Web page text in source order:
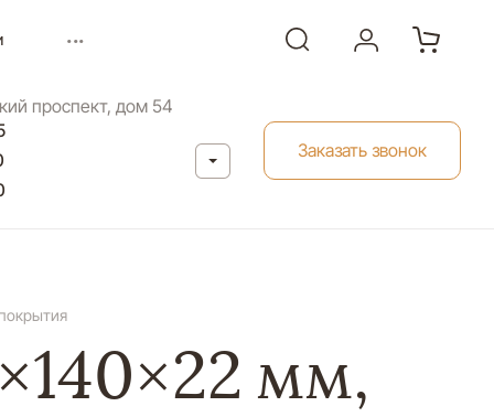
...
проспект, дом 54
Заказать звонок
мм,